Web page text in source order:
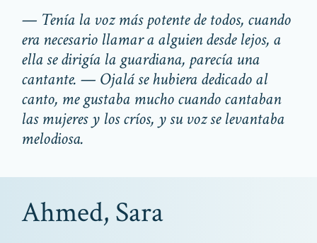
— Tenía la voz más potente de todos, cuando
era necesario llamar a alguien desde lejos, a
ella se dirigía la guardiana, parecía una
cantante. — Ojalá se hubiera dedicado al
canto, me gustaba mucho cuando cantaban
las mujeres y los críos, y su voz se levantaba
melodiosa.
Ahmed, Sara